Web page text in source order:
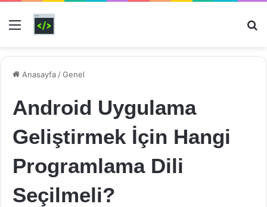
Menü
Anasayfa /Genel
Android Uygulama
Geliştirmek İçin Hangi
Programlama Dili
Seçilmeli?